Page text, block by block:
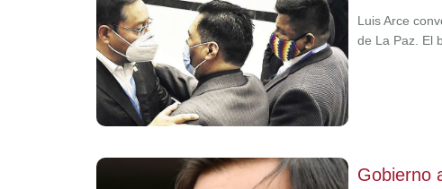
Luis Arce
de La Paz. El
Gobierno